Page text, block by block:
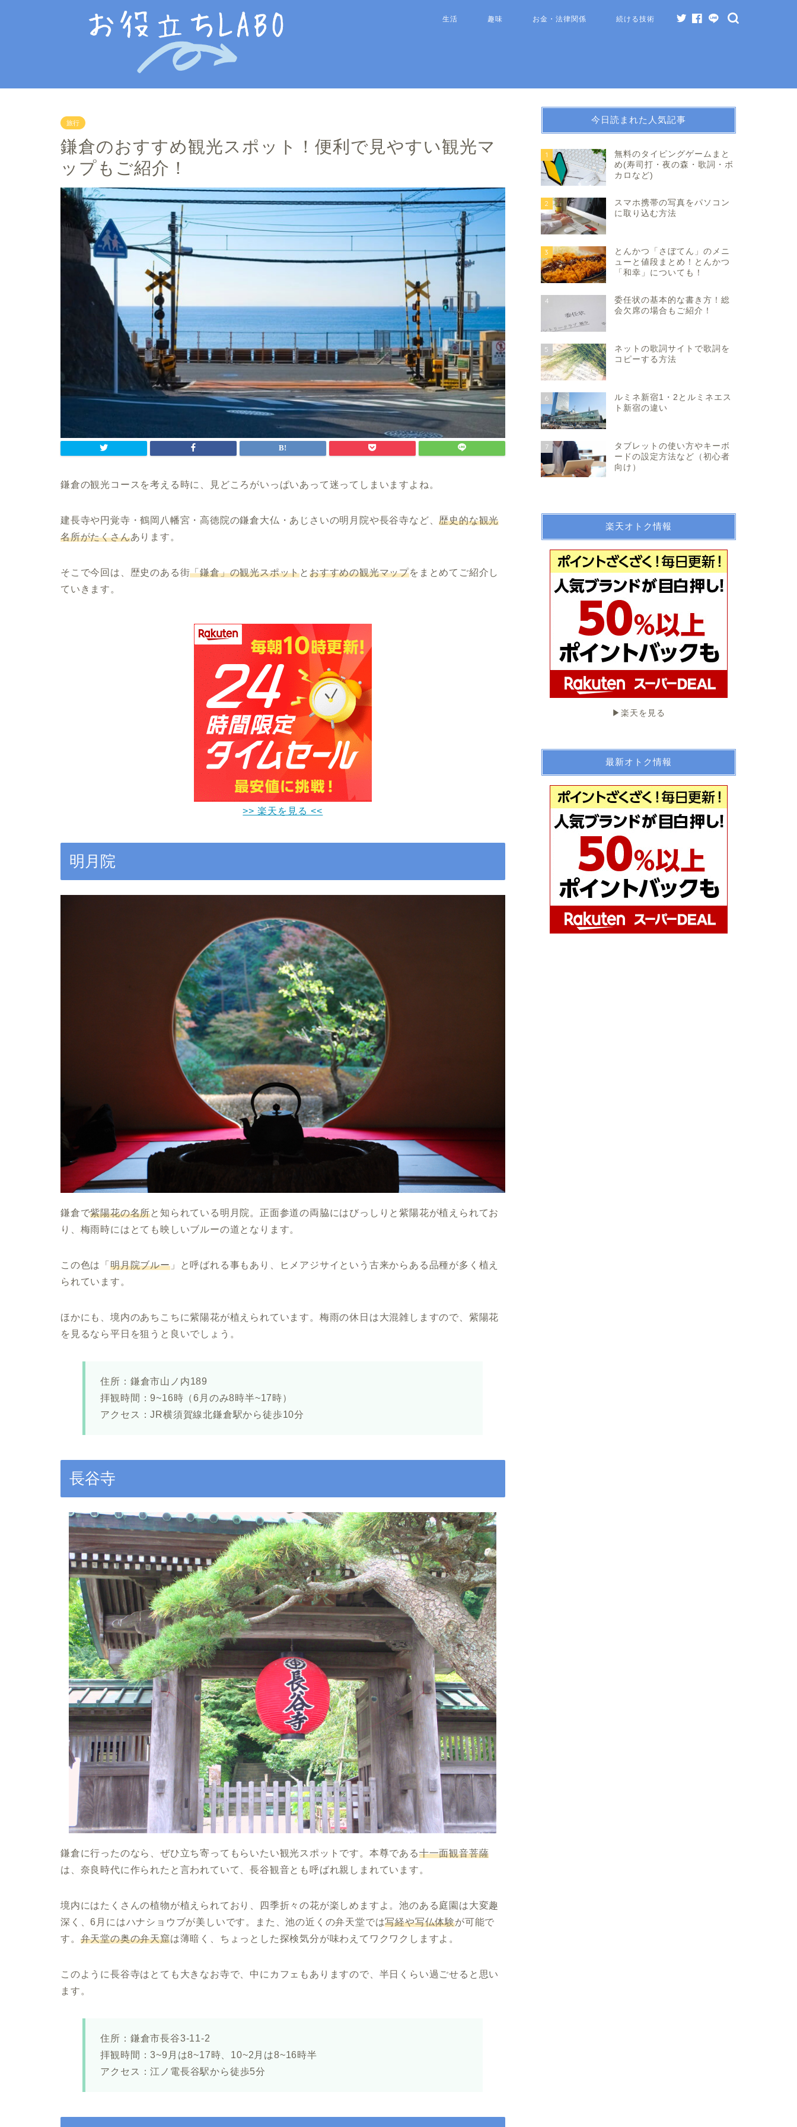
生活 趣味 お金・法律関係 続ける技術
旅行
鎌倉のおすすめ観光スポット！便利で見やすい観光マ
ップもご紹介！
鎌倉の観光コースを考える時に、見どころがいっぱいあって迷ってしまいますよね。
建長寺や円覚寺・鶴岡八幡宮・高徳院の鎌倉大仏・あじさいの明月院や長谷寺など、歴史的な観光
名所がたくさんあります。
そこで今回は、歴史のある街「鎌倉」の観光スポットとおすすめの観光マップをまとめてご紹介し
ていきます。
>> 楽天を見る <<
明月院
鎌倉で紫陽花の名所と知られている明月院。正面参道の両脇にはびっしりと紫陽花が植えられてお
り、梅雨時にはとても映しいブルーの道となります。
この色は「 明月院ブルー」と呼ばれる事もあり、ヒメアジサイという古来からある品種が多く植え
られています。
ほかにも、境内のあちこちに紫陽花が植えられています。 梅雨の休日は大混雑 しますので、紫陽花
を見るなら平日を狙うと良いでしょう。
住所：鎌倉市山ノ内189
拝観時間：9~16時（6月のみ8時半~17時）
アクセス：JR横須賀線北鎌倉駅から徒歩10分
長谷寺
鎌倉に行ったのなら、ぜひ立ち寄ってもらいたい観光スポットです。本尊である十一面観音菩薩
は、奈良時代に作られたと言われていて、長谷観音とも呼ばれ親しまれています。
境内にはたくさんの植物が植えられており、四季折々の花が楽しめますよ。池のある庭園は大変趣
深く、6月にはハナショウブが美しいです。また、池の近くの弁天堂では写経や写仏体験が可能で
す。 弁天堂の奥の弁天窟は薄暗く、 ちょっとした探検気分が味わえてワクワクしますよ。
このように長谷寺はとても大きなお寺で、中にカフェもありますので、半日くらい過ごせると思い
ます。
住所：鎌倉市長谷3-11-2
拝観時間：3~9月は8~17時、10~2月は8~16時半
アクセス：江ノ電長谷駅から徒歩5分
今日読まれた人気記事
1
無料のタイピングゲームまと
め(寿司打・夜の森・歌詞・ボ
カロなど)
2
スマホ携帯の写真をパソコン
に取り込む方法
3
とんかつ「さぼてん」のメニ
ューと値段まとめ！とんかつ
「和幸」についても！
4
委任状の基本的な書き方！総
会欠席の場合もご紹介！
5
ネットの歌詞サイトで歌詞を
コピーする方法
6
ルミネ新宿1・2とルミネエス
ト新宿の違い
7
タブレットの使い方やキーボ
ードの設定方法など（初心者
向け）
楽天オトク情報
▶︎楽天を見る
最新オトク情報